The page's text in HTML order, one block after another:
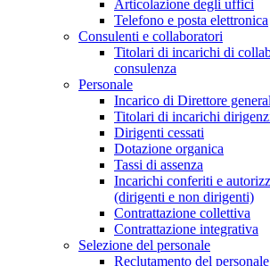
Articolazione degli uffici
Telefono e posta elettronica
Consulenti e collaboratori
Titolari di incarichi di
consulenza
Personale
Incarico di Direttore
Titolari di incarichi
Dirigenti cessati
Dotazione organica
Tassi di assenza
Incarichi conferiti e
(dirigenti e non dirigenti)
Contrattazione collettiva
Contrattazione integrativa
Selezione del personale
Reclutamento del personale